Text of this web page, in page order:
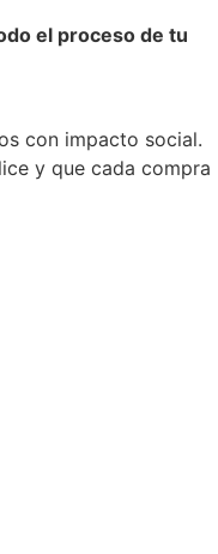
el proceso de tu
con impacto social.
y que cada compra